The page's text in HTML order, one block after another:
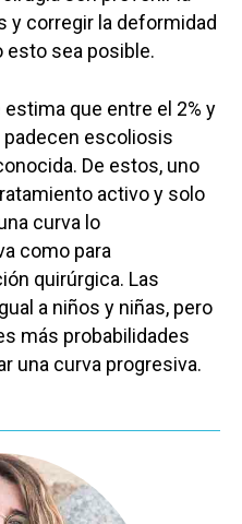
y corregir la deformidad
esto sea posible.
que entre el 2% y
padecen escoliosis
De estos, uno
activo y solo
curva lo
como para
quirúrgica. Las
a niños y niñas, pero
más probabilidades
una curva progresiva.